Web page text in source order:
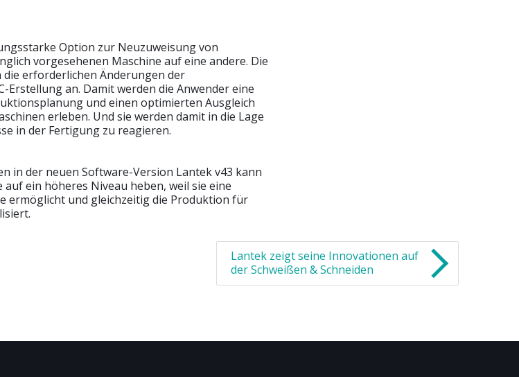
Option zur Neuzuweisung von
vorgesehenen Maschine auf eine andere. Die
erforderlichen Änderungen der
Erstellung an. Damit werden die Anwender eine
und einen optimierten Ausgleich
erleben. Und sie werden damit in die Lage
in der Fertigung zu reagieren.
in der neuen Software-Version Lantek v43 kann
ein höheres Niveau heben, weil sie eine
ermöglicht und gleichzeitig die Produktion für
Lantek zeigt seine Innovationen auf
der Schweißen & Schneiden